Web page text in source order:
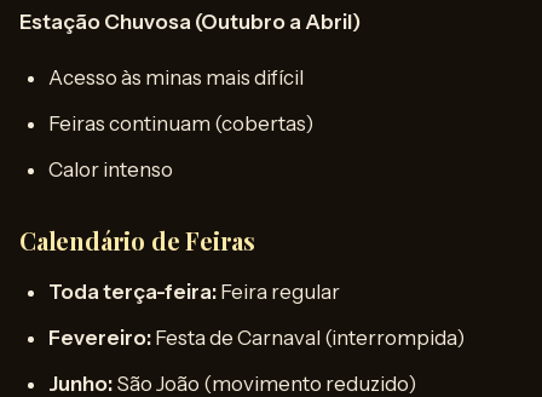
Estação Chuvosa (Outubro a Abril)
Acesso às minas mais difícil
Feiras continuam (cobertas)
Calor intenso
Calendário de Feiras
Toda terça-feira: Feira regular
Fevereiro: Festa de Carnaval (interrompida)
Junho: São João (movimento reduzido)